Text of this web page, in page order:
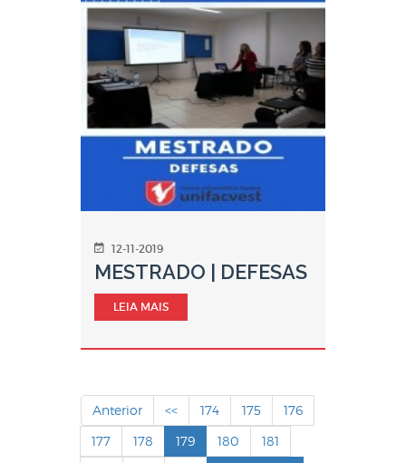
12-11-2019
MESTRADO | DEFESAS
LEIA MAIS
Anterior << 174 175
176
177
178 179 180
181